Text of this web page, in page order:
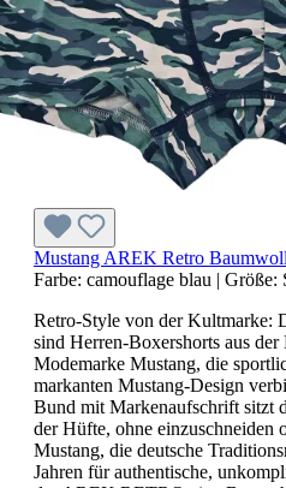
Mustang AREK Retro
Farbe: camouflage blau | Größe:
Retro-Style von der Kultmarke:
sind Herren-Boxershorts aus
Modemarke Mustang, die
markanten Mustang-Design
Bund mit Markenaufschrift sitzt
der Hüfte, ohne einzuschneiden
Mustang, die deutsche
Jahren für authentische,